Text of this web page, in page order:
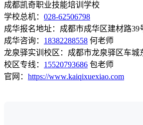
成都凯奇职业技能培训学校
学校总机： 028-62506798
成华报名地址：成都市成华区建材路39
成华咨询： 18382288558 何老师
龙泉驿实训校区：成都市龙泉驿区车城
校区专线： 15520793686 包老师
官网： https://www.kaiqixuexiao.com